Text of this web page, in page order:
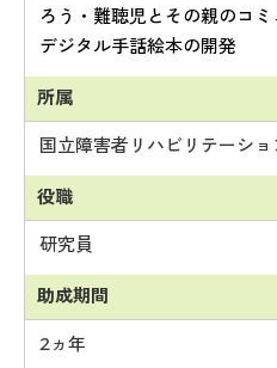
ろう・難聴児とその親のコ
デジタル手話絵本の開発
国立障害者リハビリテーシ
研究員
2ヵ年